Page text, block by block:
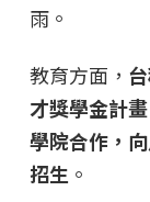
雨。
教育方面，
才獎學金計
學院合作，
招生。